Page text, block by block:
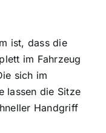
ist, dass die
im Fahrzeug
sich im
lassen die Sitze
Handgriff